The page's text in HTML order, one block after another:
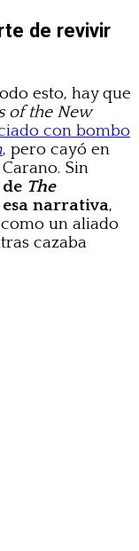
de revivir
esto, hay que
of the New
con bombo
, pero cayó en
Sin
The
narrativa,
un aliado
cazaba